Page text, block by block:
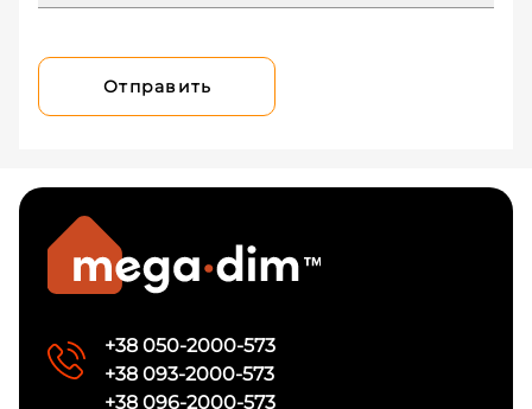
Отправить
+38 050-2000-573
+38 093-2000-573
+38 096-2000-573